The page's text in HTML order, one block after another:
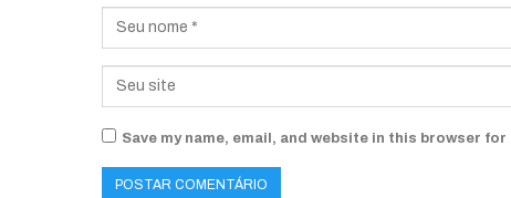
Save my name, email, and website in this browser